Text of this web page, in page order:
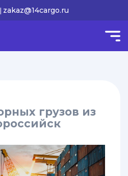
zakaz@14cargo.ru
грузов из